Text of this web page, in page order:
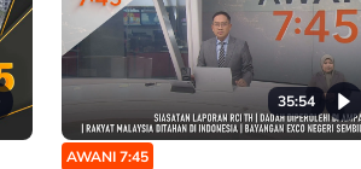
35:54
AWANI 7:45